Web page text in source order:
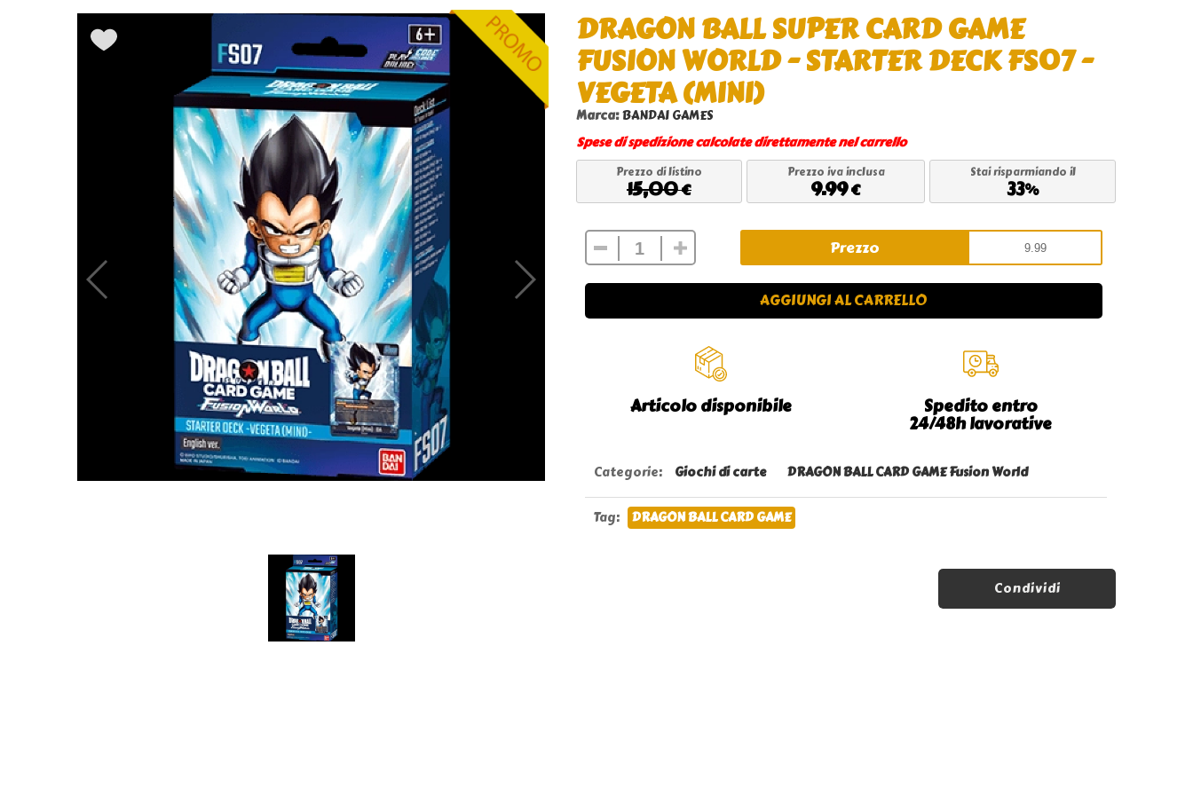
DRAGON BALL SUPER CARD GAME
FUSION WORLD - STARTER DECK FS07 -
VEGETA (MINI)
Marca:BANDAI GAMES
Spese di spedizione calcolate direttamente nel carrello
Prezzo di listino
15,00€
Prezzo iva inclusa
9.99€
Stai risparmiando il
33%
Prezzo
AGGIUNGI AL CARRELLO
Articolo disponibile
Spedito entro
24/48h lavorative
Categorie: Giochi di carte DRAGON BALL CARD GAME Fusion World
Tag: DRAGON BALL CARD GAME
Condividi